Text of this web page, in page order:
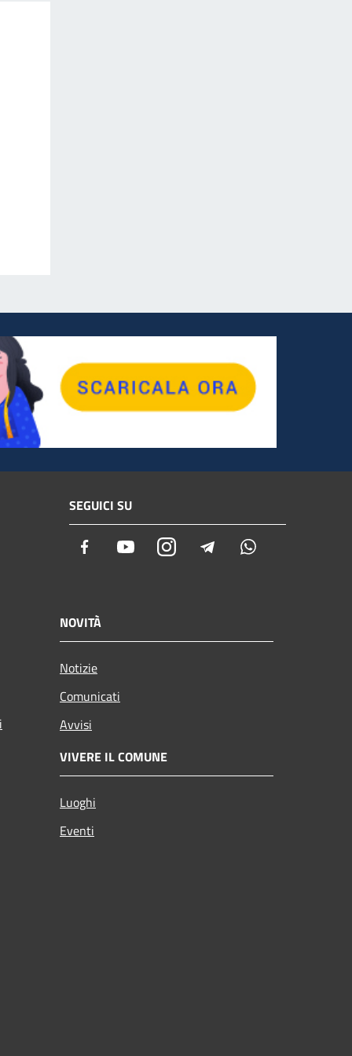
SEGUICI SU
Facebook YoutubeInstagramTelegram
NOVITÀ
Notizie
Comunicati
Avvisi
VIVERE IL COMUNE
Luoghi
Eventi